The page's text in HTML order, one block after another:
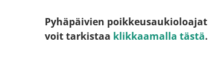
Pyhäpäivien poikkeusaukioloajat
voit tarkistaa klikkaamalla tästä.